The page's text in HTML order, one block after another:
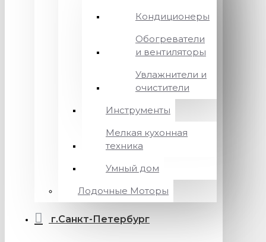
Кондиционеры
Обогреватели
и вентиляторы
Увлажнители и
очистители
Инструменты
Мелкая кухонная
техника
Умный дом
Лодочные Моторы
г.Санкт-Петербург